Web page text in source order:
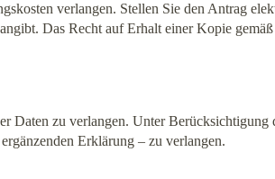
verlangen. Stellen Sie den Antrag
Das Recht auf Erhalt einer Kopie
Daten zu verlangen. Unter
Erklärung – zu verlangen.